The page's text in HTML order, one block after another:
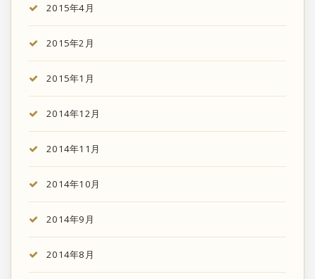
2015年4月
2015年2月
2015年1月
2014年12月
2014年11月
2014年10月
2014年9月
2014年8月